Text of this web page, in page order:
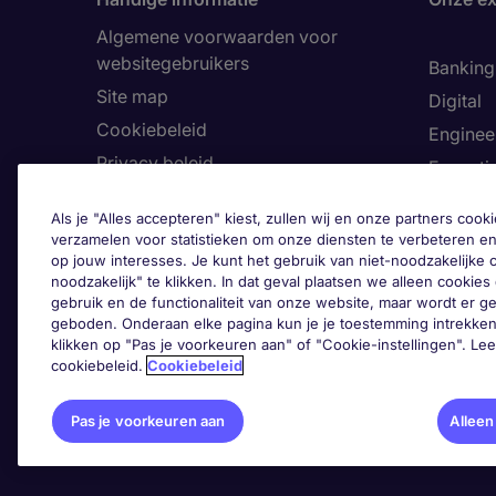
Algemene voorwaarden voor
websitegebruikers
Site map
Cookiebeleid
Privacy beleid
Toegankelijkheid
Ons Klokkenluiderskanaal
Digital
Human
Legal
Als je "Alles accepteren" kiest, zullen wij en onze partners
verzamelen voor statistieken om onze diensten te verbeteren
op jouw interesses. Je kunt het gebruik van niet-noodzakelijke
noodzakelijk" te klikken. In dat geval plaatsen we alleen
gebruik en de functionaliteit van onze website, maar wordt er
geboden. Onderaan elke pagina kun je je toestemming
klikken op "Pas je voorkeuren aan" of "Cookie-instellingen".
cookiebeleid. Cookiebeleid
Pas je voorkeuren aan